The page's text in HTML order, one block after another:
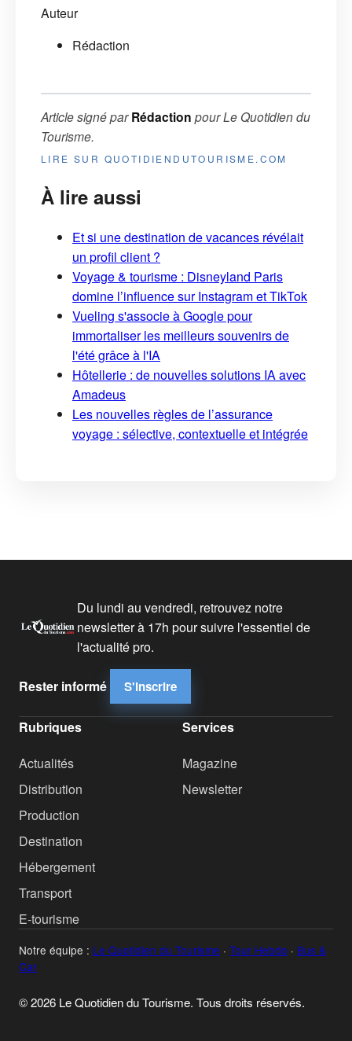
Auteur
Rédaction
Article signé parRédaction pourLe Quotidien du
Tourisme.
LIRE SUR QUOTIDIENDUTOURISME.COM
À lire aussi
Et si une destination de vacances révélait
un profil client ?
Voyage & tourisme : Disneyland Paris
domine l’influence sur Instagram et TikTok
Vueling s'associe à Google pour
immortaliser les meilleurs souvenirs de
l'été grâce à l'IA
Hôtellerie : de nouvelles solutions IA avec
Amadeus
Les nouvelles règles de l’assurance
voyage : sélective, contextuelle et intégrée
Du lundi au vendredi, retrouvez notre
newsletter à 17h pour suivre l'essentiel de
l'actualité pro.
Rester informé S'inscrire
Rubriques
Actualités
Distribution
Production
Destination
Hébergement
Transport
E-tourisme
Services
Magazine
Newsletter
Notre équipe : Le Quotidien du Tourisme · Tour Hebdo · Bus &
Car
© 2026 Le Quotidien du Tourisme. Tous droits réservés.